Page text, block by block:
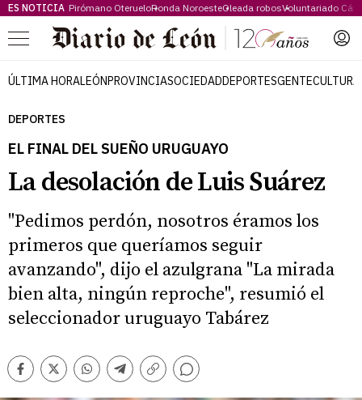
ES NOTICIA Pirómano OterueloRonda NoroesteOleada robosVoluntariado
Menú
ÚLTIMA HORALEÓNPROVINCIASOCIEDADDEPORTESGENTECULTURA
DEPORTES
EL FINAL DEL SUEÑO URUGUAYO
La desolación de Luis Suárez
"Pedimos perdón, nosotros éramos los
primeros que queríamos seguir
avanzando", dijo el azulgrana "La mirada
bien alta, ningún reproche", resumió el
seleccionador uruguayo Tabárez
Facebook
TwitterWhatsappTelegram
Copiar
Comentarios